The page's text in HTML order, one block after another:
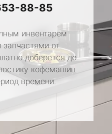
88-85
инвентарем
запчастями от
доберется до
кофемашин
времени.